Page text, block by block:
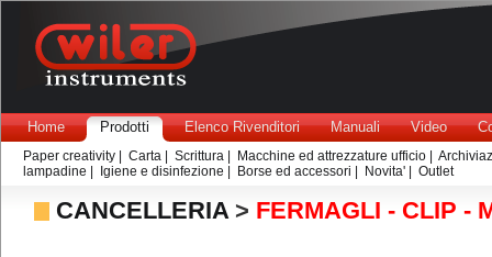
Home Prodotti Elenco Rivenditori Manuali Video
Paper creativity Carta Scrittura Macchine ed attrezzature ufficio
lampadine
Igiene e disinfezione Borse ed accessori Novita' Outlet
CANCELLERIA> FERMAGLI - CLIP -